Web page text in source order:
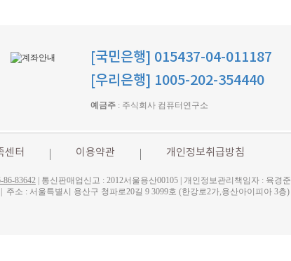
[국민은행] 015437-04-011187
[우리은행] 1005-202-354440
예금주 : 주식회사 컴퓨터연구소
센터 이용약관 개인정보취급방침
86-83642 | 통신판매업신고 : 2012서울용산00105 | 개인정보관리책임자 : 육경준
| 주소 : 서울특별시 용산구 청파로20길 9 3099호 (한강로2가,용산아이피아 3층)